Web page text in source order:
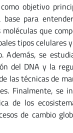
objetivo
para
que
tipos celulares
se
del DNA y la
las técnicas de
Finalmente, se
de los
de cambio